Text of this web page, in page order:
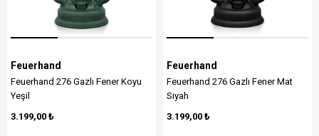
Feuerhand
Feuerhand 276 Gazlı Fener Koyu
Yeşil
3.199,00 ₺
Feuerhand
Feuerhand 276 Gazlı Fener Mat
Siyah
3.199,00 ₺